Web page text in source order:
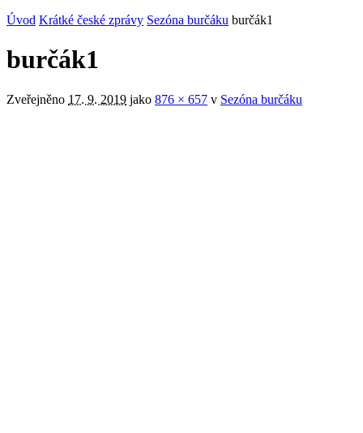
Úvod Krátké české zprávy Sezóna burčáku burčák1
burčák1
Zveřejněno 17. 9. 2019 jako 876 × 657 v Sezóna burčáku